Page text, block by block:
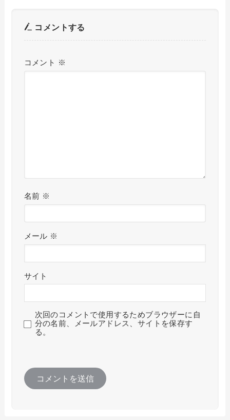
コメントする
コメント ※
名前 ※
メール ※
サイト
次回のコメントで使用するためブラウザーに自
分の名前、メールアドレス、サイトを保存す
る。